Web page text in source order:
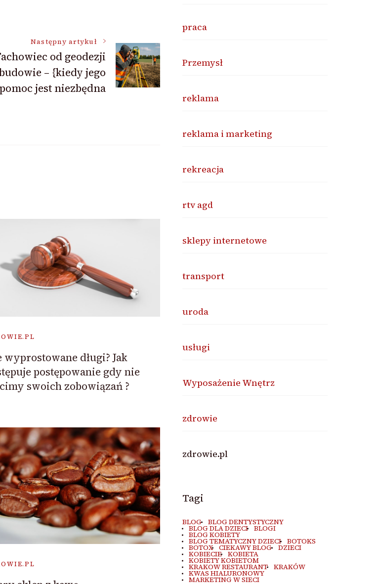
Następny artykuł
od geodezji
– {kiedy jego
pomoc jest niezbędna
wyprostowane długi? Jak
postępowanie gdy nie
swoich zobowiązań ?
praca
Przemysł
reklama
reklama i marketing
rekreacja
rtv agd
sklepy internetowe
transport
uroda
usługi
Wyposażenie Wnętrz
zdrowie
zdrowie.pl
Tagi
BLOG BLOG DENTYSTYCZNY
BLOG DLA DZIECI BLOGI
BLOG KOBIETY
BLOG TEMATYCZNY DZIECI BOTOKS
BOTOX CIEKAWY BLOG DZIECI
KOBIECIE KOBIETA
KOBIETY KOBIETOM
KRAKOW RESTAURANT KRAKÓW
KWAS HIALURONOWY
MARKETING W SIECI